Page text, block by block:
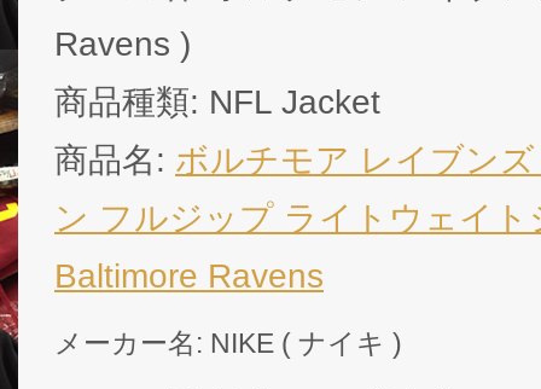
Ravens )
商品種類: NFL Jacket
商品名: ボルチモア レイブン
ン フルジップ ライトウェイト
Baltimore Ravens
メーカー名: NIKE ( ナイキ )